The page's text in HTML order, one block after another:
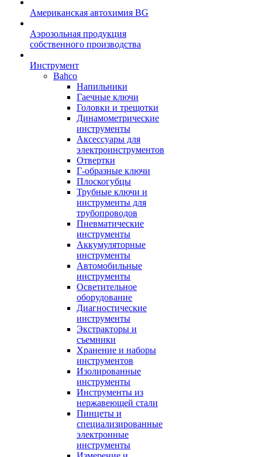
Американская автохимия BG
Аэрозольная продукция
собственного производства
Инструмент
Bahco
Напильники
Гаечные ключи
Головки и трещотки
Динамометрические
инструменты
Аксессуары для
электроинструментов
Отвертки
Г-образные ключи
Плоскогубцы
Трубные ключи и
инструменты для
трубопроводов
Пневматические
инструменты
Аккумуляторные
инструменты
Автомобильные
инструменты
Осветительное
оборудование
Диагностические
инструменты
Экстракторы и
съемники
Хранение и наборы
инструментов
Изолированные
инструменты
Инструменты из
нержавеющей стали
Пинцеты и
специализированные
электронные
инструменты